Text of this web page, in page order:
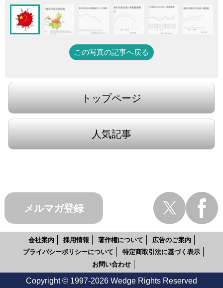
この写真の記事へ戻る
トップページ
人気記事
メルマガ登録
会社案内 採用情報 著作権について
広告のご案内
プライバシーポリシーについて
特定商取引法に基づく表示
お問い合わせ
Copyright © 1997-2026 Wedge Rights Reserved